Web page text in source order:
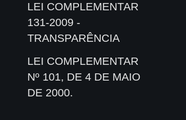
LEI COMPLEMENTAR
131-2009 -
TRANSPARÊNCIA
LEI COMPLEMENTAR
Nº 101, DE 4 DE MAIO
DE 2000.